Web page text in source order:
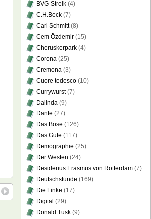
BVG-Streik (4)
C.H.Beck (7)
Carl Schmitt(8)
Cem Özdemir (15)
Cheruskerpark (4)
Corona (25)
Cremona (3)
Cuore tedesco (10)
Currywurst(7)
Dalinda (9)
Dante (27)
Das Böse (126)
Das Gute (117)
Demographie (25)
Der Westen (24)
Desiderius Erasmus von Rotterdam (7)
Deutschstunde (169)
Die Linke (17)
Digital (29)
Donald Tusk (9)